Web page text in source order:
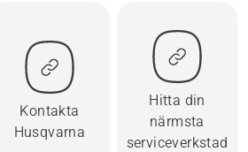
Kontakta
Husqvarna
Hitta din
närmsta
serviceverkstad